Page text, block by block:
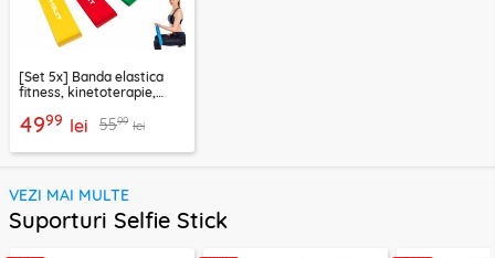
[Set 5x] Banda elastica
fitness, kinetoterapie,
4999 lei 5599 lei
VEZI MAI MULTE
Suporturi Selfie Stick